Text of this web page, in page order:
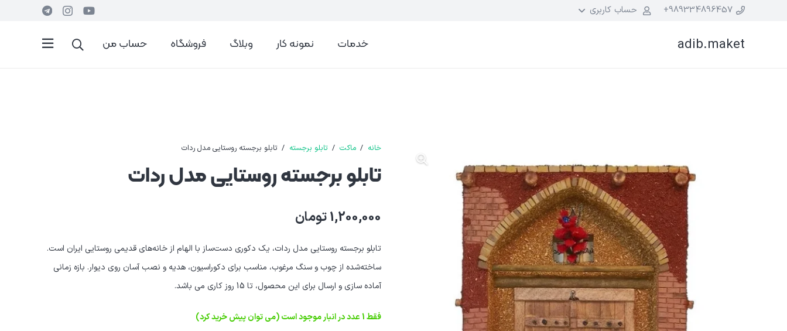
989334896457+ حساب کاربری
adib.maket خدمات نمونه کار وبلاگ فروشگاه حساب من
خانه / ماکت / تابلو برجسته / تابلو برجسته روستایی مدل ردات
تابلو برجسته روستایی مدل ردات
1,200,000تومان
تابلو برجسته روستایی مدل ردات، یک دکوری دست‌ساز با الهام از خانه‌های قدیمی روستایی ایران است.
ساخته‌شده از چوب و سنگ مرغوب، مناسب برای دکوراسیون، هدیه و نصب آسان روی دیوار. بازه زمانی
آماده سازی و ارسال برای این محصول، تا 15 روز کاری می باشد.
فقط 1 عدد در انبار موجود است (می توان پیش خرید کرد)